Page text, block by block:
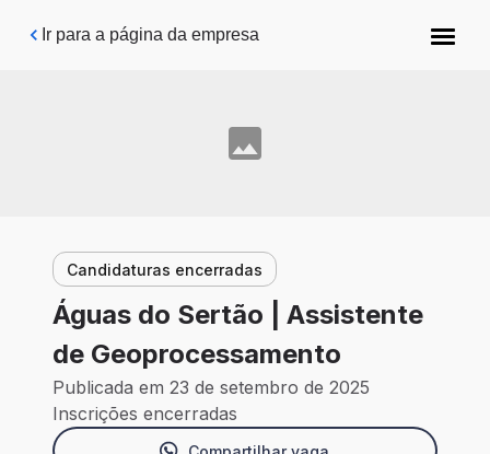
Pular para o conteúdo principal
Ir para a página da empresa
Candidaturas encerradas
Águas do Sertão | Assistente
de Geoprocessamento
Publicada em 23 de setembro de 2025
Inscrições encerradas